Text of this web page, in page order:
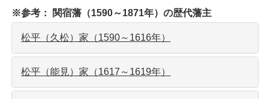
※参考： 関宿藩（1590～1871年）の歴代藩主
松平（久松）家（1590～1616年）
松平（能見）家（1617～1619年）